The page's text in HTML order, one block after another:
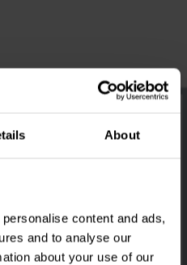
About
content and ads,
and to analyse our
about your use of our